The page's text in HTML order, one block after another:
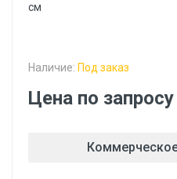
см
Наличие: Под заказ
Цена по запросу